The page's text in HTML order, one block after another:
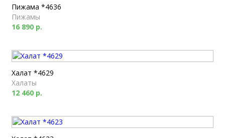
Пижама *4636
Пижамы
16 890 р.
Халат *4629
Халаты
12 460 р.